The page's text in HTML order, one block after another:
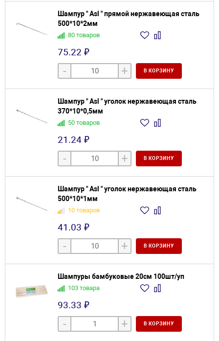
Шампур " Asl " прямой нержавеющая сталь
500*10*2мм
80 товаров
75.22 ₽
- + В КОРЗИНУ
Шампур " Asl " уголок нержавеющая сталь
370*10*0,5мм
50 товаров
21.24 ₽
- + В КОРЗИНУ
Шампур " Asl " уголок нержавеющая сталь
500*10*1мм
10 товаров
41.03 ₽
- + В КОРЗИНУ
Шампуры бамбуковые 20см 100шт/уп
103 товара
93.33 ₽
- + В КОРЗИНУ